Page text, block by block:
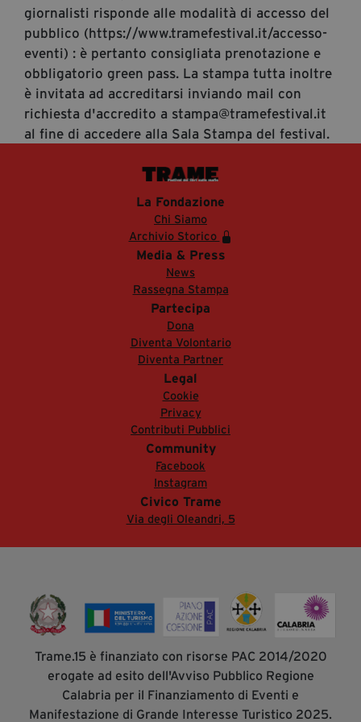
giornalisti risponde alle modalità di accesso del
pubblico (https://www.tramefestival.it/accesso-
eventi) : è pertanto consigliata prenotazione e
obbligatorio green pass. La stampa tutta inoltre
è invitata ad accreditarsi inviando mail con
richiesta d'accredito a stampa@tramefestival.it
al fine di accedere alla Sala Stampa del festival.
La Fondazione
Chi Siamo
Archivio Storico
Media & Press
News
Rassegna Stampa
Partecipa
Dona
Diventa Volontario
Diventa Partner
Legal
Cookie
Privacy
Contributi Pubblici
Community
Facebook
Instagram
Civico Trame
Via degli Oleandri, 5
Trame.15 è finanziato con risorse PAC 2014/2020
erogate ad esito dell'Avviso Pubblico Regione
Calabria per il Finanziamento di Eventi e
Manifestazione di Grande Interesse Turistico 2025.